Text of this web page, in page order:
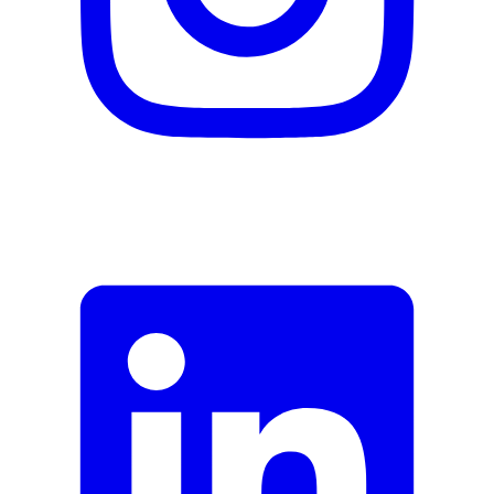
Adresse e-mail (facultatif)
Signaler des données erronées